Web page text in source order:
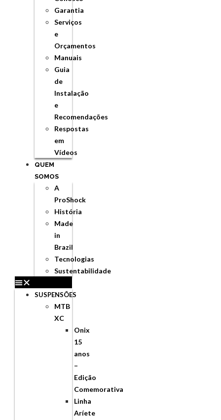
Garantia
Serviços
e
Orçamentos
Manuais
Guia
de
Instalação
e
Recomendações
Respostas
em
Vídeos
QUEM
SOMOS
A
ProShock
História
Made
in
Brazil
Tecnologias
Sustentabilidade
SUSPENSÕES
MTB
XC
Onix
15
anos
–
Edição
Comemorativa
Linha
Aríete